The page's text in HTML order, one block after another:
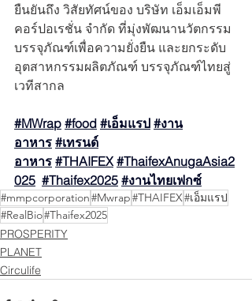
ยืนยันถึง วิสัยทัศน์ของ บริษัท เอ็มเอ็มพี
คอร์ปอเรชั่น จำกัด ที่มุ่งพัฒนานวัตกรรม
บรรจุภัณฑ์เพื่อความยั่งยืน และยกระดับ
อุตสาหกรรมผลิตภัณฑ์ บรรจุภัณฑ์ไทยสู่
เวทีสากล
#MWrap #food #เอ็มแรป #งาน
อาหาร #เทรนด์
อาหาร #THAIFEX #ThaifexAnugaAsia2
025 #Thaifex2025 #งานไทยเฟกซ์
#mmpcorporation#Mwrap#THAIFEX#เอ็มแรป
#RealBio#Thaifex2025
PROSPERITY
PLANET
Circulife